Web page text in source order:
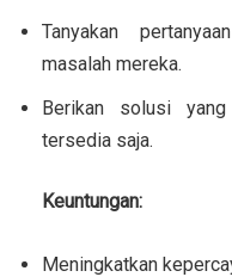
Tanyakan
masalah mereka.
Berikan solusi
tersedia saja.
Keuntungan:
Meningkatkan